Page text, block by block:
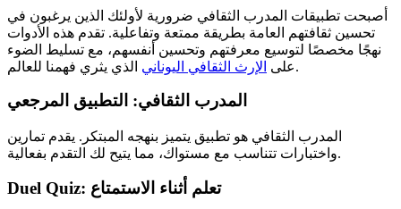
أصبحت تطبيقات المدرب الثقافي ضرورية لأولئك الذين يرغبون في
تحسين ثقافتهم العامة بطريقة ممتعة وتفاعلية. تقدم هذه الأدوات
نهجًا مخصصًا لتوسيع معرفتهم وتحسين أنفسهم، مع تسليط الضوء
على الإرث الثقافي اليوناني الذي يثري فهمنا للعالم.
المدرب الثقافي: التطبيق المرجعي
المدرب الثقافي هو تطبيق يتميز بنهجه المبتكر. يقدم تمارين
واختبارات تتناسب مع مستواك، مما يتيح لك التقدم بفعالية.
Duel Quiz: تعلم أثناء الاستمتاع